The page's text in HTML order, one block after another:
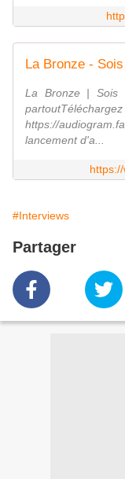
La Bronze -
La Bronze | Sois
https://
lancement d'a...
#Interviews
Partager